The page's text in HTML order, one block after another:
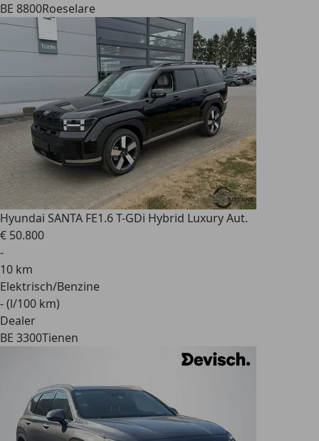
BE 8800Roeselare
Hyundai SANTA FE1.6 T-GDi Hybrid Luxury Aut.
€ 50.800
-
10 km
Elektrisch/Benzine
- (l/100 km)
Dealer
BE 3300Tienen